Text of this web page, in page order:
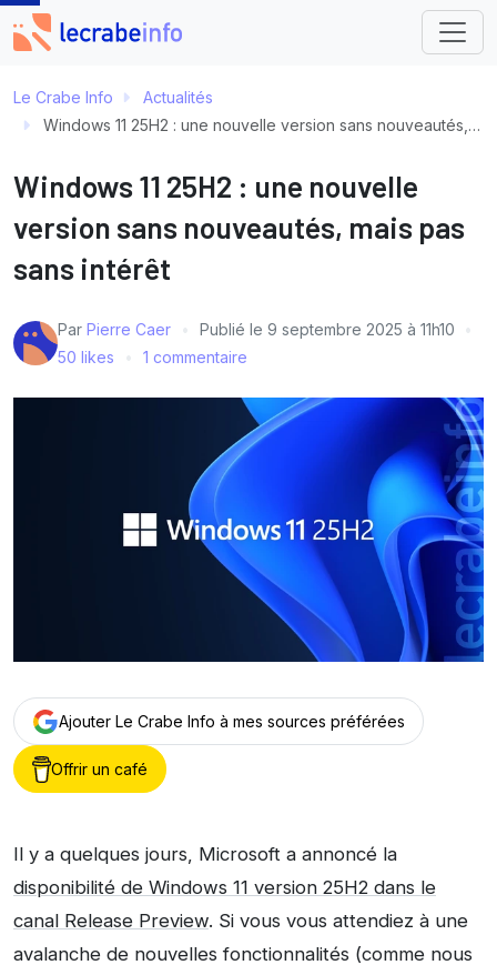
Le Crabe Info
Actualités
Windows 11 25H2 : une nouvelle version sans nouveautés, mais pas sans intérêt
Windows 11 25H2 : une nouvelle
version sans nouveautés, mais pas
sans intérêt
Par Pierre Caer Publié le 9 septembre 2025 à 11h10
50 likes
1 commentaire
Ajouter Le Crabe Info à mes sources préférées
Offrir un café
Il y a quelques jours, Microsoft a annoncé la
disponibilité de Windows 11 version 25H2 dans le
canal Release Preview. Si vous vous attendiez à une
avalanche de nouvelles fonctionnalités (comme nous